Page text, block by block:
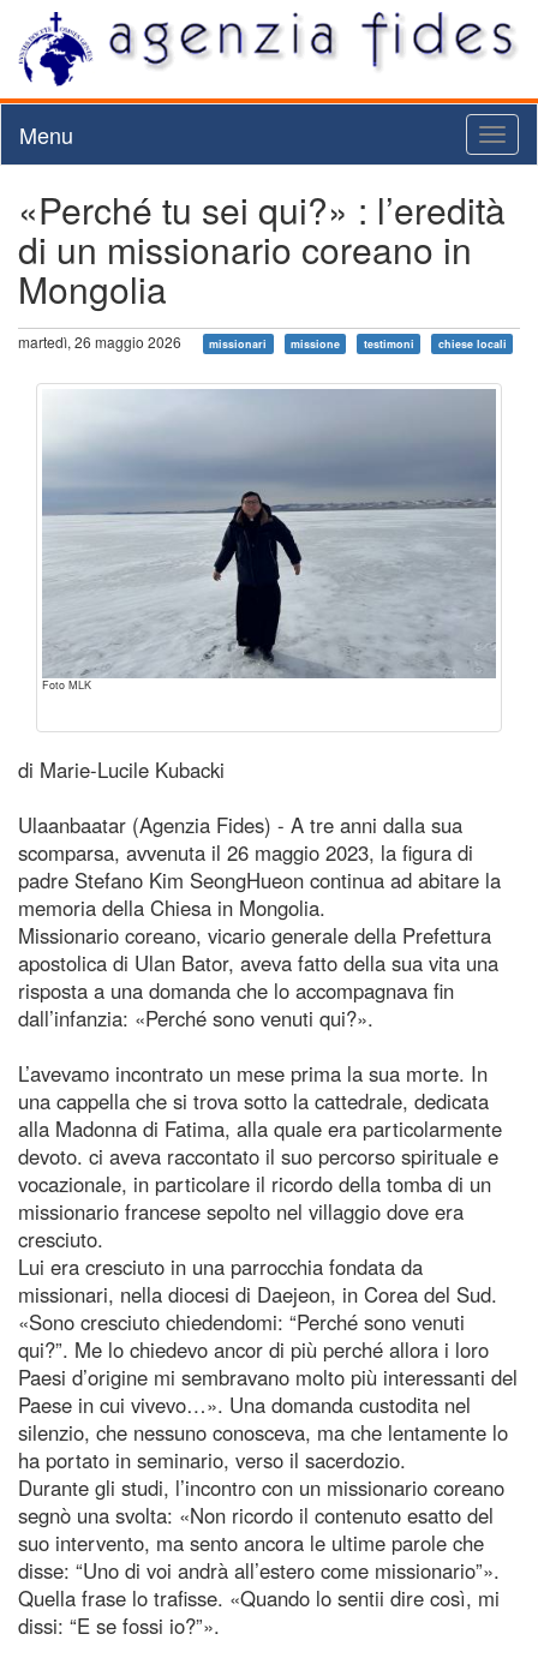
Menu
«Perché tu sei qui?» : l’eredità
di un missionario coreano in
Mongolia
martedì, 26 maggio 2026 missionari missione testimoni chiese locali
Foto MLK
di Marie-Lucile Kubacki
Ulaanbaatar (Agenzia Fides) - A tre anni dalla sua
scomparsa, avvenuta il 26 maggio 2023, la figura di
padre Stefano Kim SeongHueon continua ad abitare la
memoria della Chiesa in Mongolia.
Missionario coreano, vicario generale della Prefettura
apostolica di Ulan Bator, aveva fatto della sua vita una
risposta a una domanda che lo accompagnava fin
dall’infanzia: «Perché sono venuti qui?».
L’avevamo incontrato un mese prima la sua morte. In
una cappella che si trova sotto la cattedrale, dedicata
alla Madonna di Fatima, alla quale era particolarmente
devoto. ci aveva raccontato il suo percorso spirituale e
vocazionale, in particolare il ricordo della tomba di un
missionario francese sepolto nel villaggio dove era
cresciuto.
Lui era cresciuto in una parrocchia fondata da
missionari, nella diocesi di Daejeon, in Corea del Sud.
«Sono cresciuto chiedendomi: “Perché sono venuti
qui?”. Me lo chiedevo ancor di più perché allora i loro
Paesi d’origine mi sembravano molto più interessanti del
Paese in cui vivevo…». Una domanda custodita nel
silenzio, che nessuno conosceva, ma che lentamente lo
ha portato in seminario, verso il sacerdozio.
Durante gli studi, l’incontro con un missionario coreano
segnò una svolta: «Non ricordo il contenuto esatto del
suo intervento, ma sento ancora le ultime parole che
disse: “Uno di voi andrà all’estero come missionario”».
Quella frase lo trafisse. «Quando lo sentii dire così, mi
dissi: “E se fossi io?”».